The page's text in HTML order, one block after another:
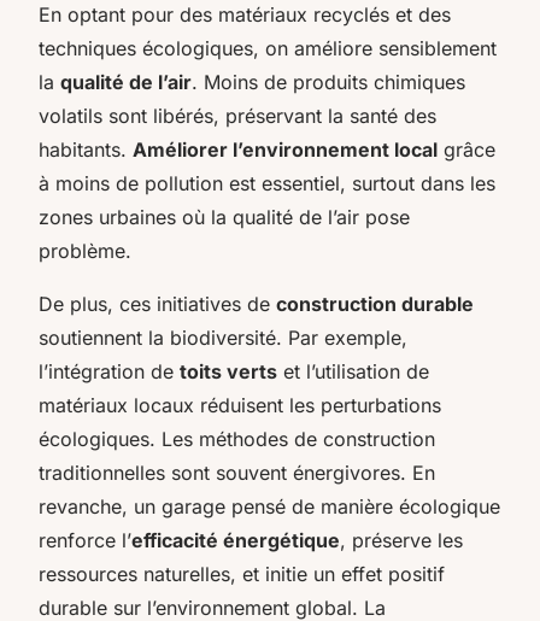
En optant pour des matériaux recyclés et des
techniques écologiques, on améliore sensiblement
la qualité de l’air. Moins de produits chimiques
volatils sont libérés, préservant la santé des
habitants. Améliorer l’environnement local grâce
à moins de pollution est essentiel, surtout dans les
zones urbaines où la qualité de l’air pose
problème.
De plus, ces initiatives de construction durable
soutiennent la biodiversité. Par exemple,
l’intégration de toits verts et l’utilisation de
matériaux locaux réduisent les perturbations
écologiques. Les méthodes de construction
traditionnelles sont souvent énergivores. En
revanche, un garage pensé de manière écologique
renforce l’efficacité énergétique, préserve les
ressources naturelles, et initie un effet positif
durable sur l’environnement global. La